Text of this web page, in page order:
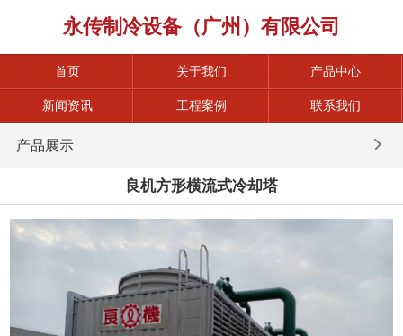
永传制冷设备（广州）有限公司
首页 关于我们 产品中心
新闻资讯 工程案例 联系我们
产品展示
良机方形横流式冷却塔